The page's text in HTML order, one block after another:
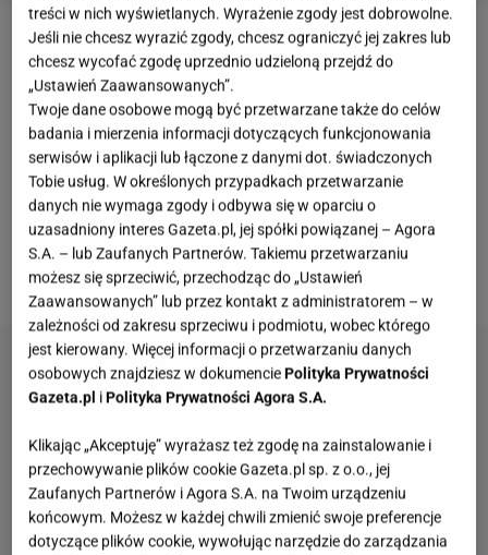
Boże Narodzeniezbliża się wielkimi krokami. Widać
to również i w sklepach, których półki zapełniają się
dekoracjami, które mają wprowadzić do naszych
domów świąteczny, wyjątkowy nastrój. Tegoroczna
propozycja IKEA na zimową porę to szeroka gama
produktów, które nie tylko pozwolą się zrelaksować
podczas przedświątecznej gorączki, ale i zadbają o
konkretne potrzeby.
treści w nich wyświetlanych. Wyrażenie zgody jest dobrowolne.
Jeśli nie chcesz wyrazić zgody, chcesz ograniczyć jej zakres lub
chcesz wycofać zgodę uprzednio udzieloną przejdź do
„Ustawień Zaawansowanych”.
Twoje dane osobowe mogą być przetwarzane także do celów
badania i mierzenia informacji dotyczących funkcjonowania
serwisów i aplikacji lub łączone z danymi dot. świadczonych
Tobie usług. W określonych przypadkach przetwarzanie
danych nie wymaga zgody i odbywa się w oparciu o
uzasadniony interes Gazeta.pl, jej spółki powiązanej – Agora
S.A. – lub Zaufanych Partnerów. Takiemu przetwarzaniu
możesz się sprzeciwić, przechodząc do „Ustawień
Zaawansowanych” lub przez kontakt z administratorem – w
zależności od zakresu sprzeciwu i podmiotu, wobec którego
jest kierowany. Więcej informacji o przetwarzaniu danych
osobowych znajdziesz w dokumencie Polityka Prywatności
Gazeta.pl i Polityka Prywatności Agora S.A.
Klikając „Akceptuję” wyrażasz też zgodę na zainstalowanie i
przechowywanie plików cookie Gazeta.pl sp. z o.o., jej
Zaufanych Partnerów i Agora S.A. na Twoim urządzeniu
końcowym. Możesz w każdej chwili zmienić swoje preferencje
dotyczące plików cookie, wywołując narzędzie do zarządzania